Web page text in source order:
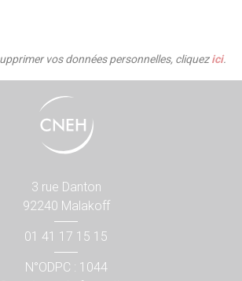
vos données personnelles, cliquezici.
3 rue Danton
92240 Malakoff
01 41 17 15 15
N°ODPC : 1044